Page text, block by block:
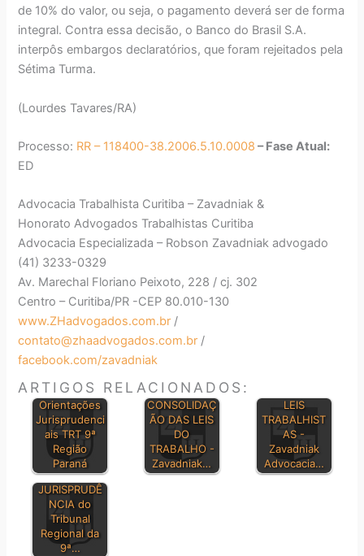
de 10% do valor, ou seja, o pagamento deverá ser de forma
integral. Contra essa decisão, o Banco do Brasil S.A.
interpôs embargos declaratórios, que foram rejeitados pela
Sétima Turma.
(Lourdes Tavares/RA)
Processo: RR – 118400-38.2006.5.10.0008 – Fase Atual:
ED
Advocacia Trabalhista Curitiba – Zavadniak &
Honorato Advogados Trabalhistas Curitiba
Advocacia Especializada – Robson Zavadniak advogado
(41) 3233-0329
Av. Marechal Floriano Peixoto, 228 / cj. 302
Centro – Curitiba/PR -CEP 80.010-130
www.ZHadvogados.com.br /
contato@zhaadvogados.com.br /
facebook.com/zavadniak
ARTIGOS RELACIONADOS:
Orientações
Jurisprudenci
ais TRT 9ª
Região
Paraná
CONSOLIDAÇ
ÃO DAS LEIS
DO
TRABALHO -
Zavadniak…
LEIS
TRABALHIST
AS -
Zavadniak
Advocacia…
BOLETIM DE
JURISPRUDÊ
NCIA do
Tribunal
Regional da
9ª…